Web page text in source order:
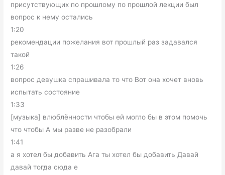
присутствующих по прошлому по прошлой лекции был
вопрос к нему остались
1:20
рекомендации пожелания вот прошлый раз задавался
такой
1:26
вопрос девушка спрашивала то что Вот она хочет вновь
испытать состояние
1:33
[музыка] влюблённости чтобы ей могло бы в этом помочь
что чтобы А мы разве не разобрали
1:41
а я хотел бы добавить Ага ты хотел бы добавить Давай
давай тогда сюда е